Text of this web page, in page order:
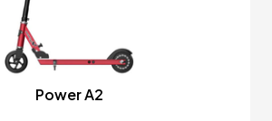
Power A2